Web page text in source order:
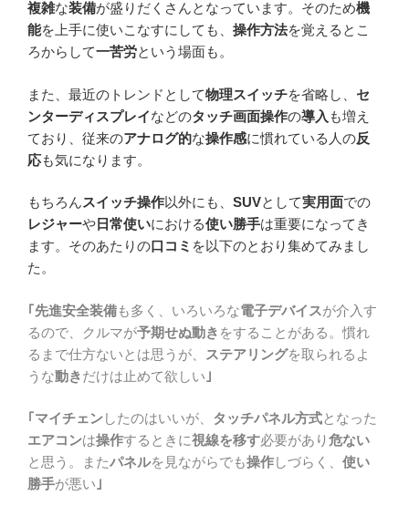
複雑な装備が盛りだくさんとなっています。そのため機
能を上手に使いこなすにしても、 操作方法を覚えるとこ
ろからして一苦労という場面も。
また、最近のトレンドとして物理スイッチを省略し、 セ
ンターディスプレイなどのタッチ画面操作の導入 も増え
ており、従来のアナログ的な操作感に慣れている人の反
応も気になります。
もちろんスイッチ操作以外にも、 SUVとして実用面での
レジャーや 日常使いにおける使い勝手は重要になってき
ます。そのあたりの口コミ を以下のとおり集めてみまし
た。
｢先進安全装備も多く、いろいろな電子デバイスが介入す
るので、クルマが予期せぬ動き をすることがある。慣れ
るまで仕方ないとは思うが、
ステアリングを取られるよ
うな動きだけは止めて欲しい ｣
｢マイチェンしたのはいいが、 タッチパネル方式となった
エアコンは操作するときに視線を移す必要があり 危ない
と思う。またパネルを見ながらでも操作しづらく、 使い
勝手が悪い｣